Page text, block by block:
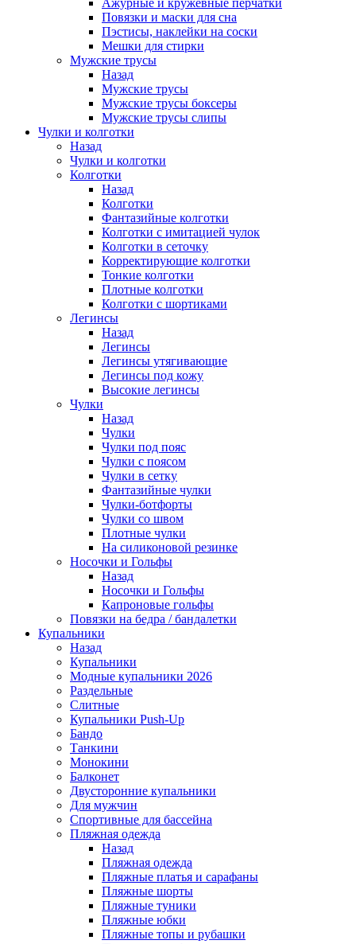
Ажурные и кружевные перчатки
Повязки и маски для сна
Пэстисы, наклейки на соски
Мешки для стирки
Мужские трусы
Назад
Мужские трусы
Мужские трусы боксеры
Мужские трусы слипы
Чулки и колготки
Назад
Чулки и колготки
Колготки
Назад
Колготки
Фантазийные колготки
Колготки с имитацией чулок
Колготки в сеточку
Корректирующие колготки
Тонкие колготки
Плотные колготки
Колготки с шортиками
Легинсы
Назад
Легинсы
Легинсы утягивающие
Легинсы под кожу
Высокие легинсы
Чулки
Назад
Чулки
Чулки под пояс
Чулки с поясом
Чулки в сетку
Фантазийные чулки
Чулки-ботфорты
Чулки со швом
Плотные чулки
На силиконовой резинке
Носочки и Гольфы
Назад
Носочки и Гольфы
Капроновые гольфы
Повязки на бедра / бандалетки
Купальники
Назад
Купальники
Модные купальники 2026
Раздельные
Слитные
Купальники Push-Up
Бандо
Танкини
Монокини
Балконет
Двусторонние купальники
Для мужчин
Спортивные для бассейна
Пляжная одежда
Назад
Пляжная одежда
Пляжные платья и сарафаны
Пляжные шорты
Пляжные туники
Пляжные юбки
Пляжные топы и рубашки